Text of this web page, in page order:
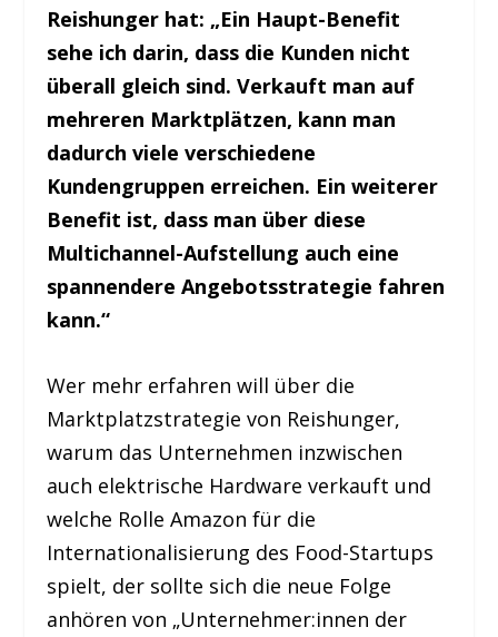
Reishunger hat: „Ein Haupt-Benefit
sehe ich darin, dass die Kunden nicht
überall gleich sind. Verkauft man auf
mehreren Marktplätzen, kann man
dadurch viele verschiedene
Kundengruppen erreichen. Ein weiterer
Benefit ist, dass man über diese
Multichannel-Aufstellung auch eine
spannendere Angebotsstrategie fahren
kann.“
Wer mehr erfahren will über die
Marktplatzstrategie von Reishunger,
warum das Unternehmen inzwischen
auch elektrische Hardware verkauft und
welche Rolle Amazon für die
Internationalisierung des Food-Startups
spielt, der sollte sich die neue Folge
anhören von „Unternehmer:innen der